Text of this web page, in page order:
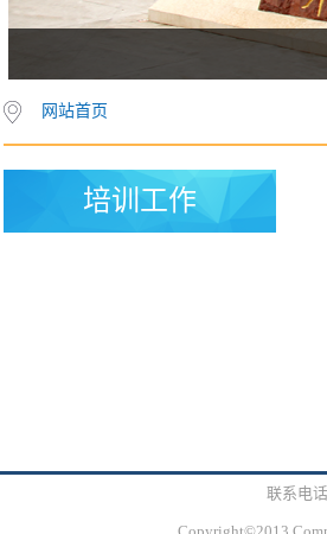
网站首页
培训工作
联系电